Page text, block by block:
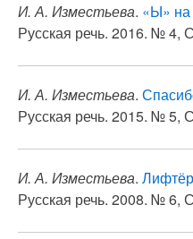
И. А. Изместьева. «Ы» на
Русская речь. 2016. № 4,
И. А. Изместьева.
Русская речь. 2015. № 5,
И. А. Изместьева. Лифтёр
Русская речь. 2008. № 6,